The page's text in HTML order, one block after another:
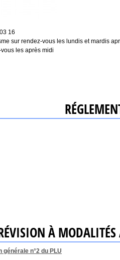
16
sur rendez-vous les lundis et mardis
les après midi
À MODALITÉS
n°2 du PLU